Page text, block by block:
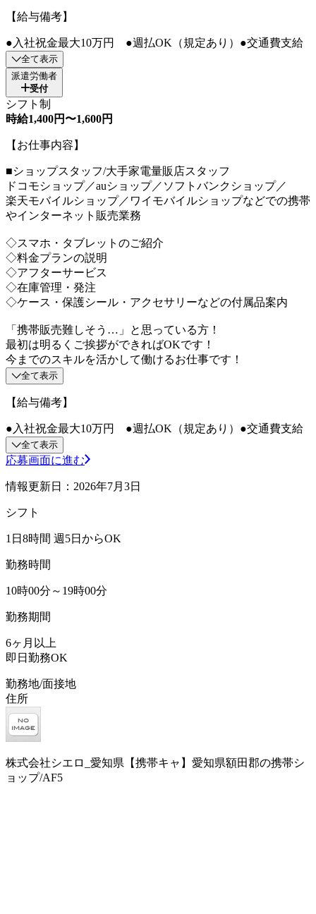
【給与備考】
●入社祝金最大10万円 ●週払OK（規定あり）●交通費支給
全て表示
派遣労働者
受付
シフト制
時給1,400円〜1,600円
【お仕事内容】
■ショップスタッフ/大手家電量販店スタッフ
ドコモショップ／auショップ／ソフトバンクショップ／
楽天モバイルショップ／ワイモバイルショップなどでの携帯
やインターネット販売業務
◇スマホ・タブレットのご紹介
◇料金プランの説明
◇アフターサービス
◇在庫管理・発注
◇ケース・保護シール・アクセサリーなどの付属品案内
「携帯販売難しそう…」と思っている方！
最初は明るくご挨拶ができればOKです！
今までのスキルを活かして働けるお仕事です！
全て表示
【給与備考】
●入社祝金最大10万円 ●週払OK（規定あり）●交通費支給
全て表示
応募画面に進む
情報更新日：2026年7月3日
シフト
1日8時間 週5日からOK
勤務時間
10時00分～19時00分
勤務期間
6ヶ月以上
即日勤務OK
勤務地/面接地
住所
株式会社シエロ_愛知県【携帯キャ】愛知県額田郡の携帯シ
ョップ/AF5